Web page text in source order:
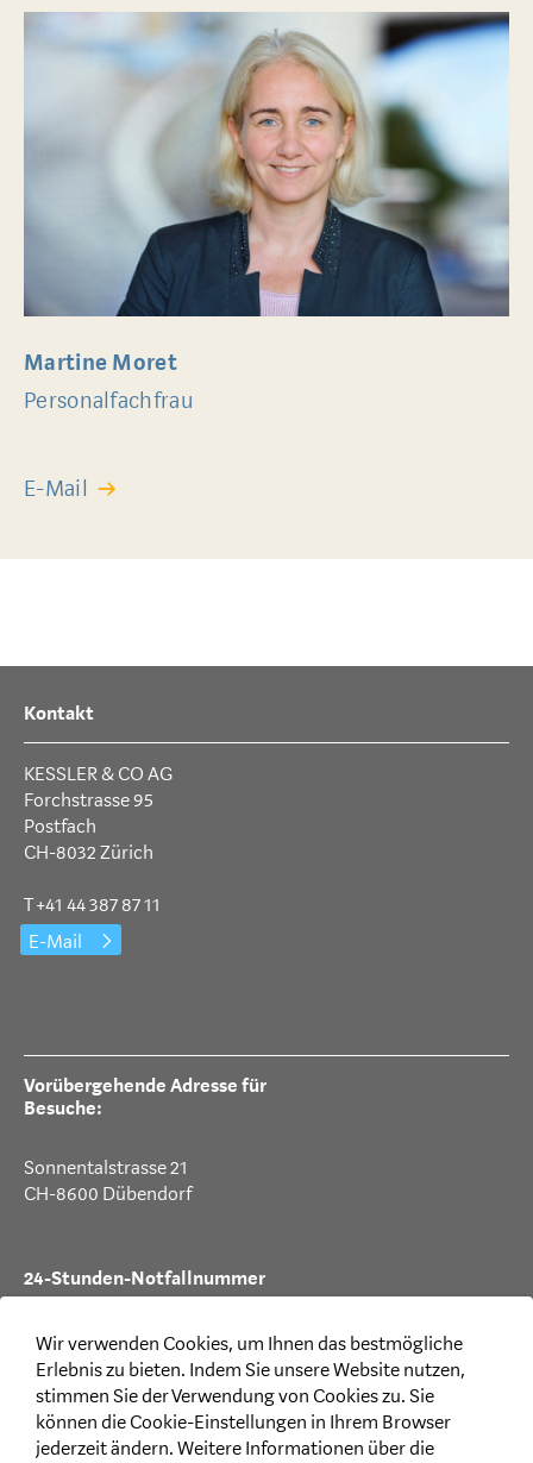
Martine Moret
Personalfachfrau
E-Mail
Kontakt
KESSLER & CO AG
Forchstrasse 95
Postfach
CH-8032 Zürich
T +41 44 387 87 11
E-Mail
Vorübergehende Adresse für
Besuche:
Sonnentalstrasse 21
CH-8600 Dübendorf
24-Stunden-Notfallnummer
T +41 44 387 88 99
Rechtliches
Wir verwenden Cookies, um Ihnen das bestmögliche
Erlebnis zu bieten. Indem Sie unsere Website nutzen,
stimmen Sie der Verwendung von Cookies zu. Sie
können die Cookie-Einstellungen in Ihrem Browser
jederzeit ändern. Weitere Informationen über die